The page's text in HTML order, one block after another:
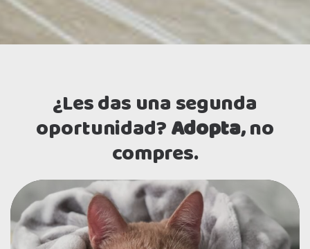
¿Les das una segunda
oportunidad?Adopta, no
compres.